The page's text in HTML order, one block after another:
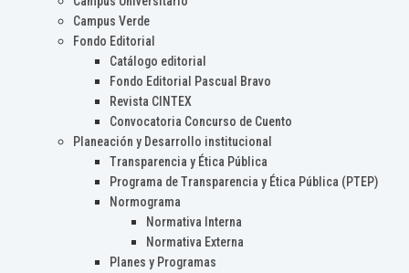
Campus Verde
Fondo Editorial
Catálogo editorial
Fondo Editorial Pascual Bravo
Revista CINTEX
Convocatoria Concurso de Cuento
Planeación y Desarrollo institucional
Transparencia y Ética Pública
Programa de Transparencia y Ética Pública (PTEP)
Normograma
Normativa Interna
Normativa Externa
Planes y Programas